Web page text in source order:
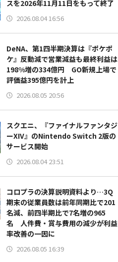
スを2026年11月11日をもって終了
2026.08.04 16:56
DeNA、第1四半期決算は『ポケポ
ケ』反動減で営業減益も最終利益は
198%増の334億円 GO新規上場で
評価益395億円を計上
2026.08.05 20:56
スクエニ、『ファイナルファンタジ
ーXIV』のNintendo Switch 2版の
サービス開始
2026.08.04 23:51
コロプラの決算説明資料より…3Q
期末の従業員数は前年同期比で201
名減、前四半期比で7名増の965
名 人件費・賞与費用の減少が利益
率改善の一因に
2026.08.05 16:39